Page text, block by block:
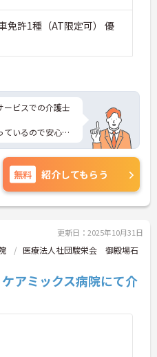
免許1種（AT限定可） 優
ービスでの介護士
いるので安心し
イントなど、さら
気軽にご相談く
無料 紹介してもらう
更新日：2025年10月31日
医療法人社団駿栄会 御殿場石
アミックス病院にて介